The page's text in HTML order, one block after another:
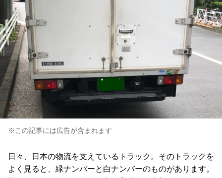
※この記事には広告が含まれます
日々、日本の物流を支えているトラック。そのトラックを
よく見ると、緑ナンバーと白ナンバーのものがあります。